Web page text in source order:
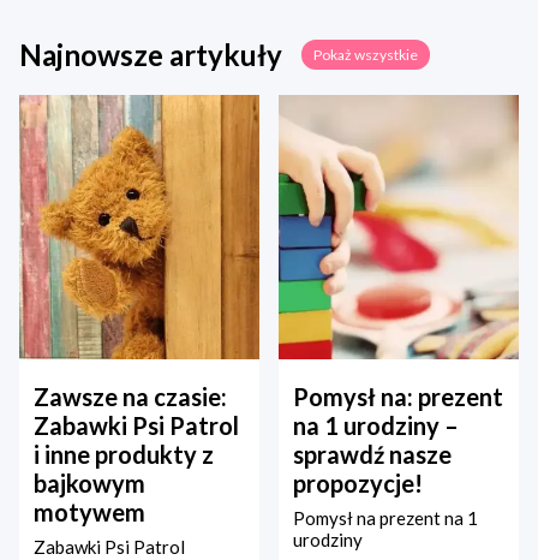
Najnowsze artykuły Pokaż wszystkie
Zawsze na czasie:
Zabawki Psi Patrol
i inne produkty z
bajkowym
motywem
Zabawki Psi Patrol
Pomysł na: prezent
na 1 urodziny –
sprawdź nasze
propozycje!
Pomysł na prezent na 1
urodziny